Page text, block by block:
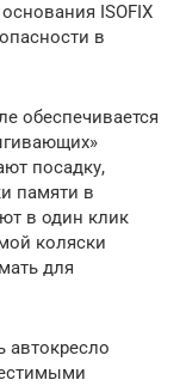
ISOFIX
в
обеспечивается
посадку,
памяти в
в один клик
коляски
для
автокресло